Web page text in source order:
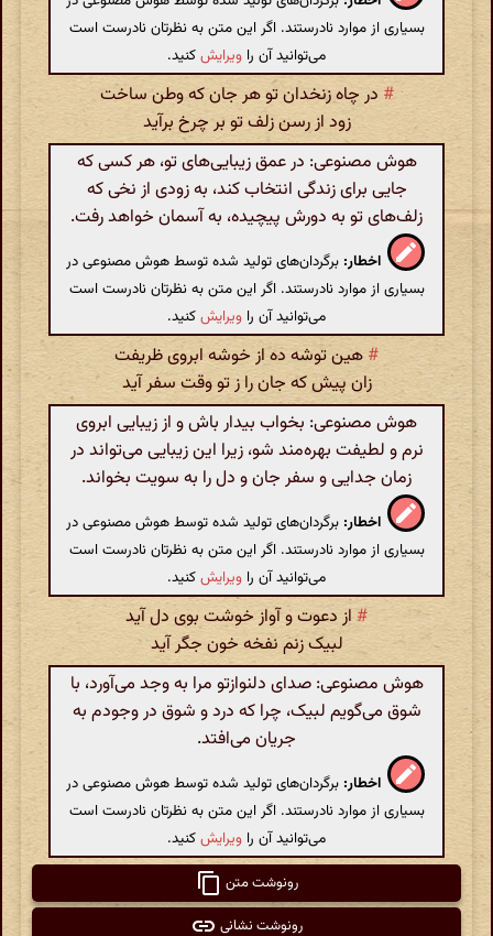
بسیاری از موارد نادرستند. اگر این متن به نظرتان نادرست است
می‌توانید آن را ویرایشکنید.
# در چاه زنخدان تو هر جان که وطن ساخت
زود از رسن زلف تو بر چرخ برآید
هوش مصنوعی: در عمق زیبایی‌های تو، هر کسی که
جایی برای زندگی انتخاب کند، به زودی از نخی که
زلف‌های تو به دورش پیچیده، به آسمان خواهد رفت.
اخطار: برگردان‌های تولید شده توسط هوش مصنوعی در
بسیاری از موارد نادرستند. اگر این متن به نظرتان نادرست است
می‌توانید آن را ویرایشکنید.
# هین توشه ده از خوشه ابروی ظریفت
زان پیش که جان را ز تو وقت سفر آید
هوش مصنوعی: بخواب بیدار باش و از زیبایی ابروی
نرم و لطیفت بهره‌مند شو، زیرا این زیبایی می‌تواند در
زمان جدایی و سفر جان و دل را به سویت بخواند.
اخطار: برگردان‌های تولید شده توسط هوش مصنوعی در
بسیاری از موارد نادرستند. اگر این متن به نظرتان نادرست است
می‌توانید آن را ویرایشکنید.
# از دعوت و آواز خوشت بوی دل آید
لبیک زنم نفخه خون جگر آید
هوش مصنوعی: صدای دلنوازتو مرا به وجد می‌آورد، با
شوق می‌گویم لبیک، چرا که درد و شوق در وجودم به
جریان می‌افتد.
اخطار: برگردان‌های تولید شده توسط هوش مصنوعی در
بسیاری از موارد نادرستند. اگر این متن به نظرتان نادرست است
می‌توانید آن را ویرایشکنید.
رونوشت متن
رونوشت نشانی